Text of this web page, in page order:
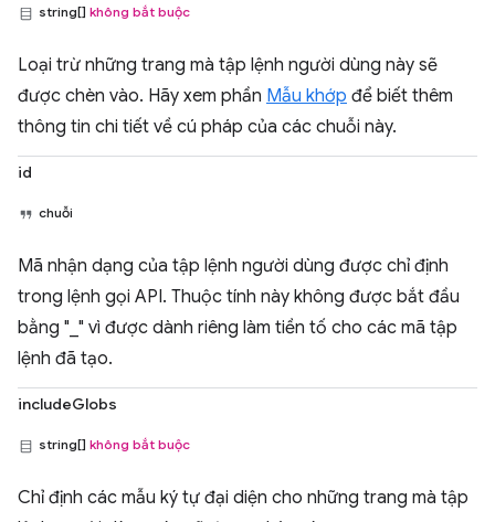
string[] không bắt buộc
Loại trừ những trang mà tập lệnh người dùng này sẽ
được chèn vào. Hãy xem phần Mẫu khớp để biết thêm
thông tin chi tiết về cú pháp của các chuỗi này.
id
chuỗi
Mã nhận dạng của tập lệnh người dùng được chỉ định
trong lệnh gọi API. Thuộc tính này không được bắt đầu
bằng "_" vì được dành riêng làm tiền tố cho các mã tập
lệnh đã tạo.
includeGlobs
string[] không bắt buộc
Chỉ định các mẫu ký tự đại diện cho những trang mà tập